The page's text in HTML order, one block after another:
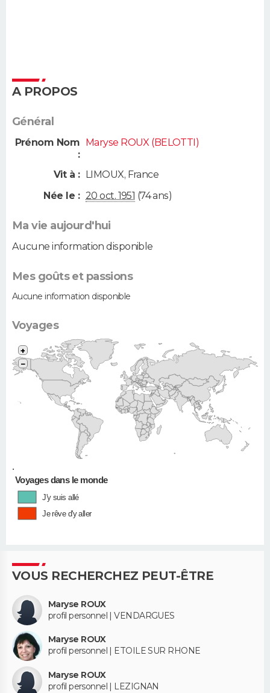
A PROPOS
Général
Prénom Nom
:
Maryse ROUX (BELOTTI)
Vit à : LIMOUX, France
Née le : 20 oct. 1951 (74 ans)
Ma vie aujourd'hui
Aucune information disponible
Mes goûts et passions
Aucune information disponible
Voyages
•
+
−
Voyages dans le monde
J'y suis allé
Je rêve d'y aller
VOUS RECHERCHEZ PEUT-ÊTRE
Maryse ROUX
profil personnel | VENDARGUES
Maryse ROUX
profil personnel | ETOILE SUR RHONE
Maryse ROUX
profil personnel | LEZIGNAN